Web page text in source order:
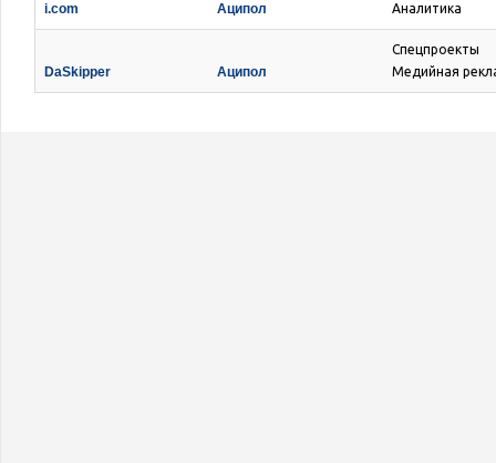
i.com Аципол
Аналитика
DaSkipper Аципол
Спецпроекты
Медийная